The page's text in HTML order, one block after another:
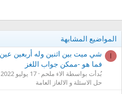
المواضيع المشابهة
ا
شي ميت بين اثنين وله أربعين
فما هو -ممكن جواب اللغز
بُدأت بواسطة الاء ملحم 17 يوليو 2022
حل الاسئلة و الالغاز العامة